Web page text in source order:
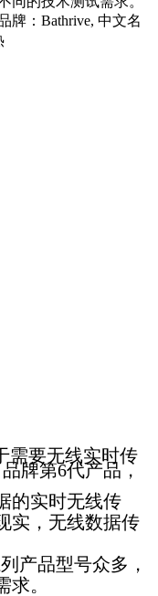
牌：Bathrive, 中文名
需要无线实时传
牌第6代产品，
的实时无线传
实，无线数据传
产品型号众多，
。